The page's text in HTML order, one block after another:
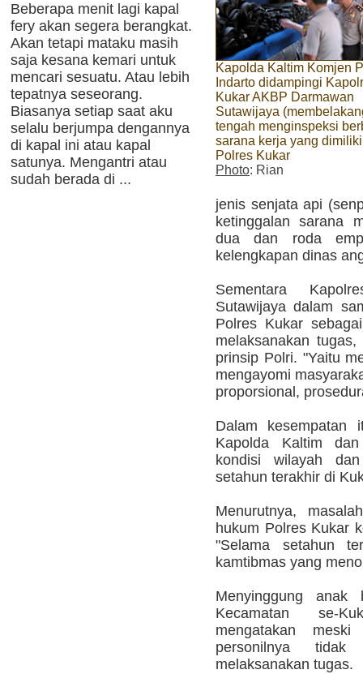
Beberapa menit lagi kapal
fery akan segera berangkat.
Akan tetapi mataku masih
saja kesana kemari untuk
mencari sesuatu. Atau lebih
tepatnya seseorang.
Biasanya setiap saat aku
selalu berjumpa dengannya
di kapal ini atau kapal
satunya. Mengantri atau
sudah berada di ...
Kapolda Kaltim Komjen
Indarto didampingi
Kukar AKBP Darmawan
Sutawijaya
tengah menginspeksi
sarana kerja yang dimiliki
Polres Kukar
Photo: Rian
jenis senjata api
ketinggalan sarana
dua dan roda
kelengkapan dinas
Sementara
Sutawijaya dalam
Polres Kukar
melaksanakan
prinsip Polri. "Yaitu
mengayomi
proporsional,
Dalam kesempatan
Kapolda Kaltim
kondisi wilayah
setahun terakhir di
Menurutnya,
hukum Polres Kukar
"Selama setahun
kamtibmas yang
Menyinggung
Kecamatan se-
mengatakan
personilnya
melaksanakan tugas.